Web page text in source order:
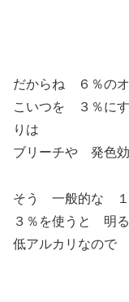
だからね ６％のオ
こいつを ３％に
りは
ブリーチや 発色効
そう 一般的な １
３％を使うと 明
低アルカリなので